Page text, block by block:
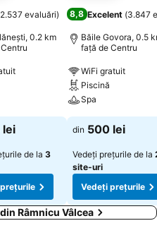
2.537 evaluări)
0.2 km
lei
de la 3
8,8 Excelent (3.847
Băile Govora, 0.5
faţă de Centru
WiFi gratuit
Piscină
Spa
din 500 lei
Vedeți prețurile de la
site-uri
Vedeți prețurile
Râmnicu Vâlcea